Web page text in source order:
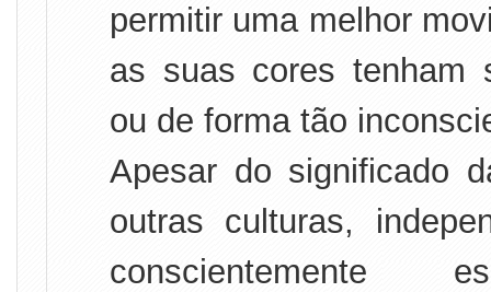
permitir uma melhor
as suas cores tenham
ou de forma tão
Apesar do significado
outras culturas,
conscientemente